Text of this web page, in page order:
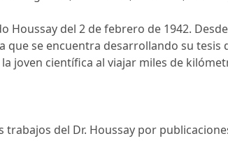
Houssay del 2 de febrero de 1942.
que se encuentra desarrollando su
joven científica al viajar miles de
trabajos del Dr. Houssay por